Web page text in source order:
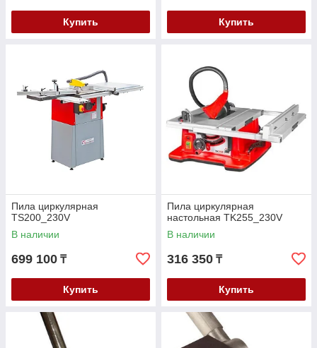
Купить Купить
Пила циркулярная
TS200_230V
В наличии
699 100 ₸
Купить
Пила циркулярная
настольная TK255_230V
В наличии
316 350 ₸
Купить